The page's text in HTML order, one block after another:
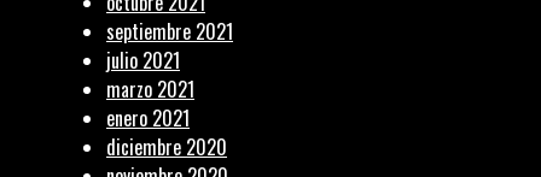
septiembre 2021
julio 2021
marzo 2021
enero 2021
diciembre 2020